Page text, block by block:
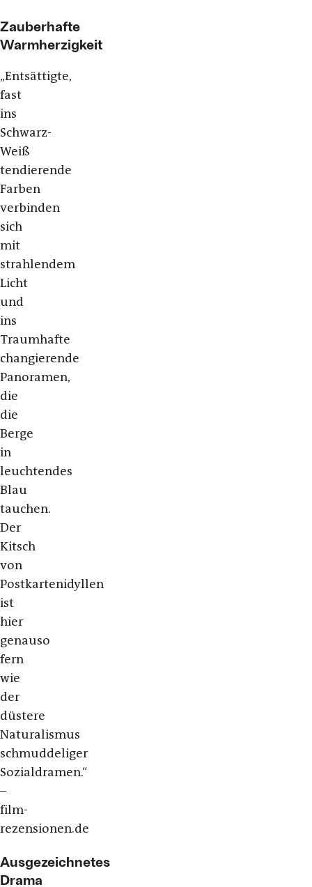
Zauberhafte
Warmherzigkeit
„Entsättigte,
fast
ins
Schwarz-
Weiß
tendierende
Farben
verbinden
sich
mit
strahlendem
Licht
und
ins
Traumhafte
changierende
Panoramen,
die
die
Berge
in
leuchtendes
Blau
tauchen.
Der
Kitsch
von
Postkartenidyllen
ist
hier
genauso
fern
wie
der
düstere
Naturalismus
schmuddeliger
Sozialdramen.“
–
film-
rezensionen.de
Ausgezeichnetes
Drama